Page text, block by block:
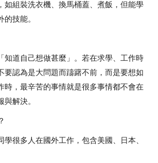
如組裝洗衣機、換馬桶蓋、煮飯，但能學
技能。
知道自己想做甚麼」。若在求學、工作時
要認為是大問題而躊躇不前，而是要想如
時，最辛苦的事情就是很多事情都不會在
解決。
學很多人在國外工作，包含美國、日本、